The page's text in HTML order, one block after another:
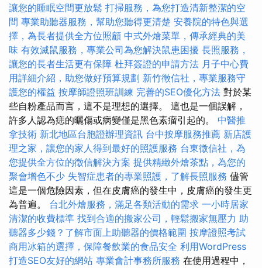
讓您的睡眠空間更放鬆 打掃服務，為您打造清新整潔的空
間 專業助聽器服務，幫助您聽得更清楚 安養院的特色與選
擇，為長者提供全方位照顧 中式外燴菜單，傳承經典的美
味 有效滅鼠服務，專業公司為您解決鼠患困擾 長照服務，
讓您的長者生活更有保障 杜拜簽證的申請方法 月子中心費
用詳細介紹，助您做好預算規劃 新竹徵信社，專業服務守
護您的權益 按摩師證照班訓練 完善的SEO優化方法 對於某
些自粉產品而言，這不是理想的選擇。 這也是一個誤解，
許多人認為痣的曬傷或病變僅是黑色素瘤引起的。 中醫推
拿技術 新北地區台胞證辦理資訊 台中按摩服務推薦 新店護
理之家，讓您的家人得到最好的照護服務 台東徵信社，為
您提供全方位的徵信解決方案 提供精緻外燴茶點，為您的
聚會增色不少 失智症患者的專業照護，了解長照服務 儘管
這是一個危險因素，但在皮膚癌的發生中，皮膚癌的發生更
為普遍。 台北外燴服務，滿足各類活動的需求 一小時居家
清潔的收費標準 找到合適的搬家公司，輕鬆搬家無壓力 助
聽器多少錢？了解市面上助聽器的價格範圍 按摩證照考試
商用冰箱的選擇，保障餐飲業的食品安全 利用WordPress
打造SEO友好的網站 專業會計事務所服務 在使用過程中，